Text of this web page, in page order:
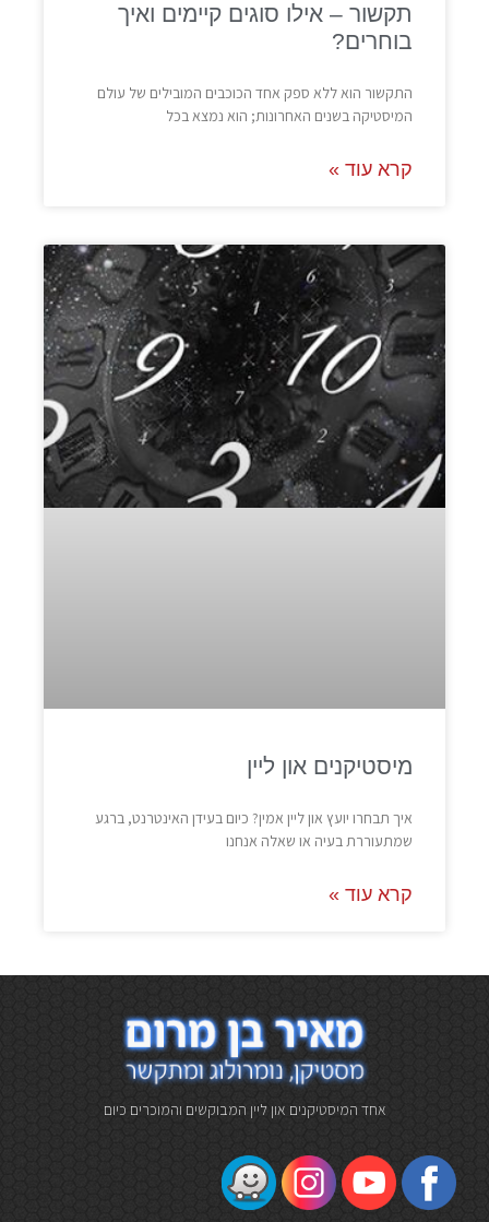
תקשור – אילו סוגים קיימים ואיך
בוחרים?
התקשור הוא ללא ספק אחד הכוכבים המובילים של עולם
המיסטיקה בשנים האחרונות; הוא נמצא בכל
קרא עוד »
מיסטיקנים און ליין
איך תבחרו יועץ און ליין אמין? כיום בעידן האינטרנט, ברגע
שמתעוררת בעיה או שאלה אנחנו
קרא עוד »
אחד המיסטיקנים און ליין המבוקשים והמוכרים כיום